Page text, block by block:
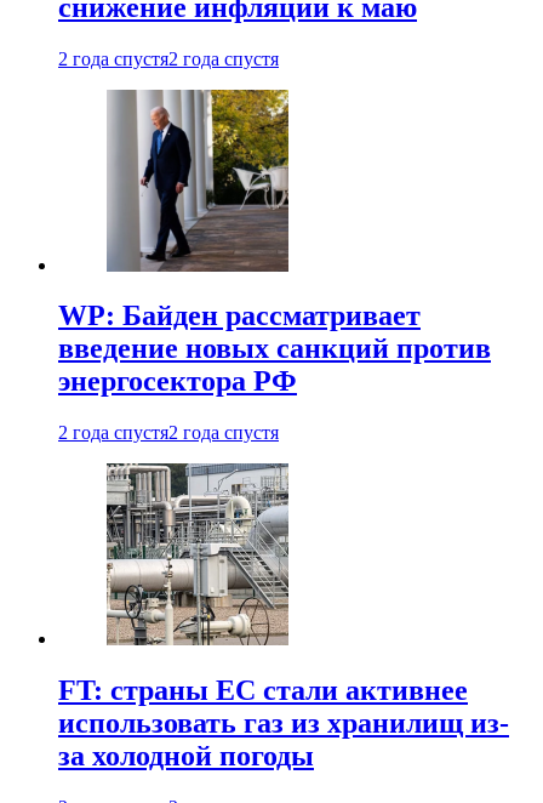
снижение инфляции к маю
2 года спустя2 года спустя
WP: Байден рассматривает
введение новых санкций против
энергосектора РФ
2 года спустя2 года спустя
FT: страны ЕС стали активнее
использовать газ из хранилищ из-
за холодной погоды